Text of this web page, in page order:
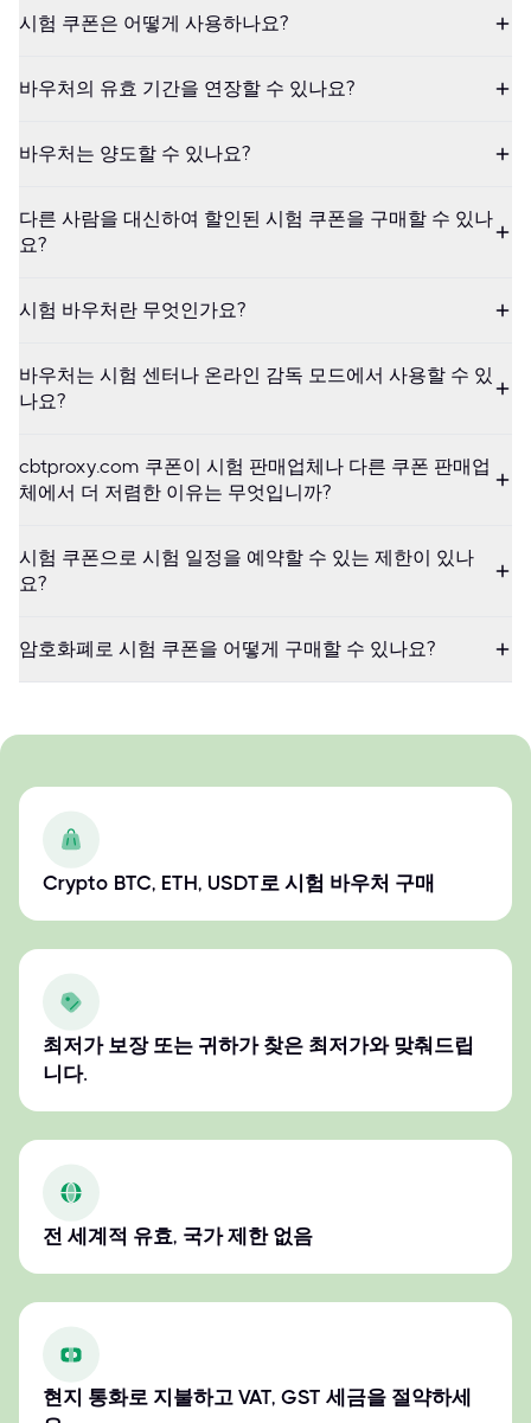
시험 쿠폰은 어떻게 사용하나요?
바우처의 유효 기간을 연장할 수 있나요?
바우처는 양도할 수 있나요?
다른 사람을 대신하여 할인된 시험 쿠폰을 구매할 수 있나
요?
시험 바우처란 무엇인가요?
바우처는 시험 센터나 온라인 감독 모드에서 사용할 수 있
나요?
cbtproxy.com 쿠폰이 시험 판매업체나 다른 쿠폰 판매업
체에서 더 저렴한 이유는 무엇입니까?
시험 쿠폰으로 시험 일정을 예약할 수 있는 제한이 있나
요?
암호화폐로 시험 쿠폰을 어떻게 구매할 수 있나요?
Crypto BTC, ETH, USDT로 시험 바우처 구매
최저가 보장 또는 귀하가 찾은 최저가와 맞춰드립
니다.
전 세계적 유효, 국가 제한 없음
현지 통화로 지불하고 VAT, GST 세금을 절약하세